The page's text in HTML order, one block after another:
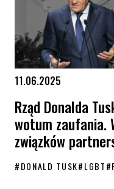
11.06.2025
Rząd Donalda
wotum zaufania.
związków
#DONALD TUSK#LGBT#